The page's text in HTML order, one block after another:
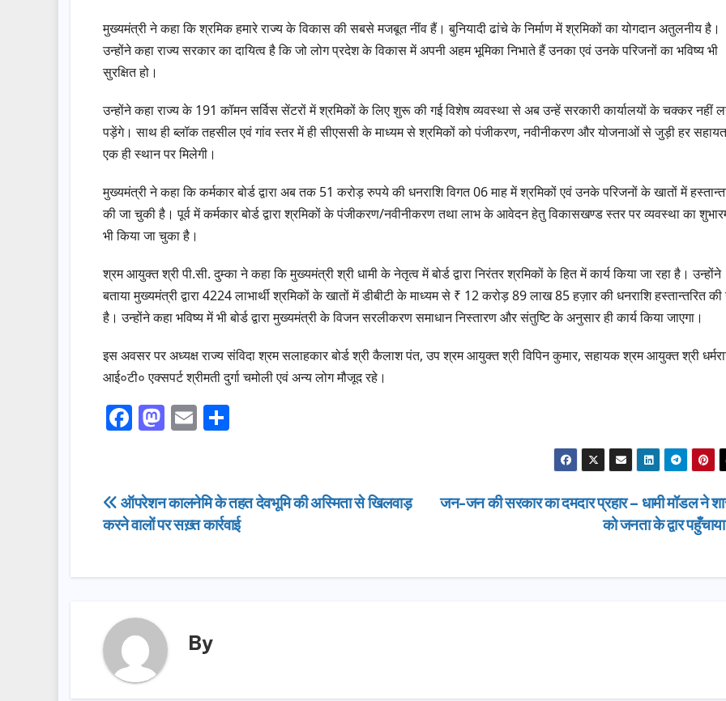
मुख्यमंत्री ने कहा कि श्रमिक हमारे राज्य के विकास की सबसे मजबूत नींव हैं। बुनियादी ढांचे के निर्माण में श्रमिकों का योगदान अतुलनीय है।
उन्होंने कहा राज्य सरकार का दायित्व है कि जो लोग प्रदेश के विकास में अपनी अहम भूमिका निभाते हैं उनका एवं उनके परिजनों का भविष्य भी
सुरक्षित हो।
उन्होंने कहा राज्य के 191 कॉमन सर्विस सेंटरों में श्रमिकों के लिए शुरू की गई विशेष व्यवस्था से अब उन्हें सरकारी कार्यालयों के चक्कर नहीं
पड़ेंगे। साथ ही ब्लॉक तहसील एवं गांव स्तर में ही सीएससी के माध्यम से श्रमिकों को पंजीकरण, नवीनीकरण और योजनाओं से जुड़ी हर
एक ही स्थान पर मिलेगी।
मुख्यमंत्री ने कहा कि कर्मकार बोर्ड द्वारा अब तक 51 करोड़ रुपये की धनराशि विगत 06 माह में श्रमिकों एवं उनके परिजनों के खातों में
की जा चुकी है। पूर्व में कर्मकार बोर्ड द्वारा श्रमिकों के पंजीकरण/नवीनीकरण तथा लाभ के आवेदन हेतु विकासखण्ड स्तर पर व्यवस्था का
भी किया जा चुका है।
श्रम आयुक्त श्री पी.सी. दुम्का ने कहा कि मुख्यमंत्री श्री धामी के नेतृत्व में बोर्ड द्वारा निरंतर श्रमिकों के हित में कार्य किया जा रहा है। उन्होंने
बताया मुख्यमंत्री द्वारा 4224 लाभार्थी श्रमिकों के खातों में डीबीटी के माध्यम से ₹ 12 करोड़ 89 लाख 85 हज़ार की धनराशि हस्तान्तरित की
है। उन्होंने कहा भविष्य में भी बोर्ड द्वारा मुख्यमंत्री के विजन सरलीकरण समाधान निस्तारण और संतुष्टि के अनुसार ही कार्य किया जाएगा।
इस अवसर पर अध्यक्ष राज्य संविदा श्रम सलाहकार बोर्ड श्री कैलाश पंत, उप श्रम आयुक्त श्री विपिन कुमार, सहायक श्रम आयुक्त श्री
आई०टी० एक्सपर्ट श्रीमती दुर्गा चमोली एवं अन्य लोग मौजूद रहे।
F
e
b
o
M
o
d
n
E
e
Post
navigation
जन-जन की सरकार का दमदार प्रहार – धामी मॉडल ने
को जनता के द्वार पहुँचाया
ऑपरेशन कालनेमि के तहत देवभूमि की अस्मिता से खिलवाड़
करने वालों पर सख़्त कार्रवाई
By